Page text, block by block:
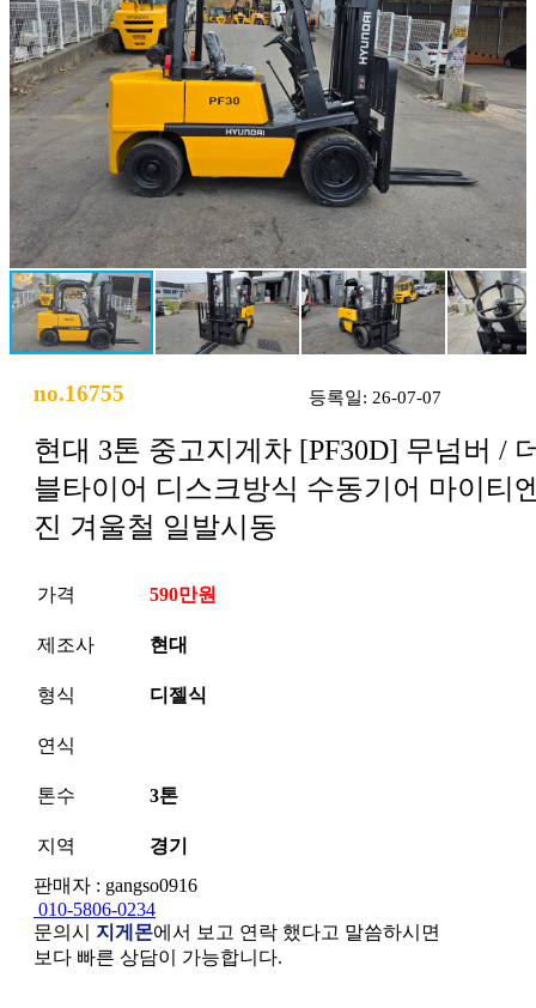
no.16755 등록일: 26-07-07
현대 3톤 중고지게차 [PF30D] 무넘버 /
블타이어 디스크방식 수동기어 마이티
진 겨울철 일발시동
가격 590만원
제조사 현대
형식 디젤식
연식
톤수 3톤
지역
경기
판매자 : gangso0916
010-5806-0234
문의시 지게몬에서 보고 연락 했다고 말씀하시면
보다 빠른 상담이 가능합니다.